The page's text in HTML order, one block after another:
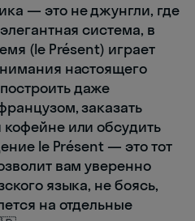
— это не джунгли, где
система, в
(le Présent) играет
настоящего
даже
заказать
или обсудить
le Présent — это тот
вам уверенно
языка, не боясь,
на отдельные